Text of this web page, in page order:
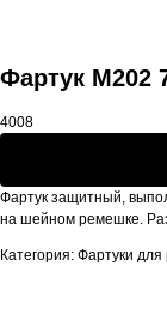
Фартук M202
4008
Фартук защитный,
на шейном ремешке.
Категория: Фартуки для